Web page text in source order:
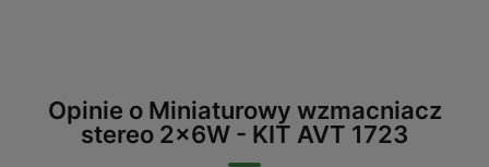
Opinie o Miniaturowy wzmacniacz
stereo 2x6W - KIT AVT 1723